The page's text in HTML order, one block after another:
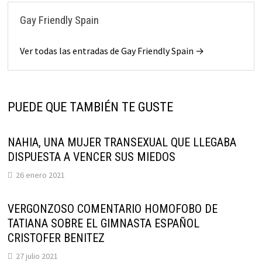
Gay Friendly Spain
Ver todas las entradas de Gay Friendly Spain →
PUEDE QUE TAMBIÉN TE GUSTE
NAHIA, UNA MUJER TRANSEXUAL QUE LLEGABA
DISPUESTA A VENCER SUS MIEDOS
26 enero 2021
VERGONZOSO COMENTARIO HOMOFOBO DE
TATIANA SOBRE EL GIMNASTA ESPAÑOL
CRISTOFER BENITEZ
27 julio 2021